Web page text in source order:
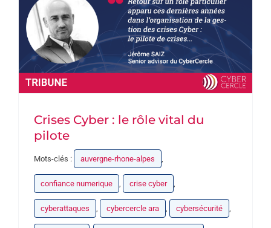
Crises Cyber : le rôle vital du
pilote
Mots-clés : auvergne-rhone-alpes ,
confiance numerique , crise cyber ,
cyberattaques , cybercercle ara , cybersécurité ,